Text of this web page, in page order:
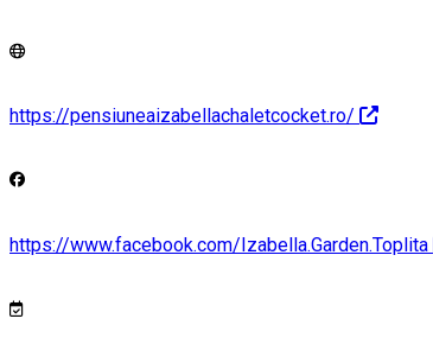
https://pensiuneaizabellachaletcocket.ro/
https://www.facebook.com/Izabella.Garden.Toplita